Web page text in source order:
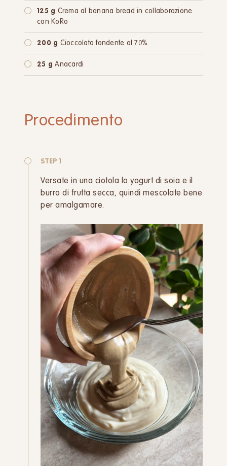
125 g Crema al banana bread in collaborazione
con KoRo
200 g Cioccolato fondente al 70%
25 g Anacardi
Procedimento
STEP 1
Versate in una ciotola lo yogurt di soia e il
burro di frutta secca, quindi mescolate bene
per amalgamare.